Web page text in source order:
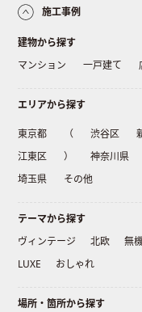
施工事例
建物から探す
マンション
一戸建て
エリアから探す
東京都 （ 渋谷区
江東区
） 神奈川県
埼玉県
その他
テーマから探す
ヴィンテージ
北欧 無
LUXE
おしゃれ
場所・箇所から探す